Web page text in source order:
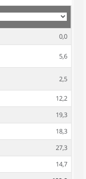
0,0
5,6
2,5
12,2
19,3
18,3
27,3
14,7